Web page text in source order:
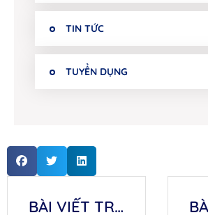
TIN TỨC
TUYỂN DỤNG
BÀI VIẾT TRƯỚC